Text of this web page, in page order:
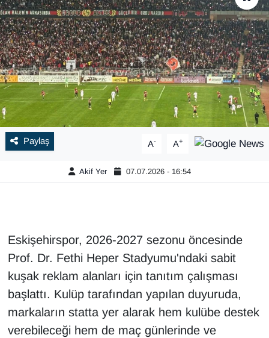
Paylaş A- A+
Akif Yer 07.07.2026 - 16:54
Eskişehirspor, 2026-2027 sezonu öncesinde
Prof. Dr. Fethi Heper Stadyumu'ndaki sabit
kuşak reklam alanları için tanıtım çalışması
başlattı. Kulüp tarafından yapılan duyuruda,
markaların statta yer alarak hem kulübe destek
verebileceği hem de maç günlerinde ve